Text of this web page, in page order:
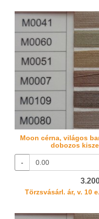
Moon cérna, világos
dobozos
-
Törzsvásárl. ár, v. 10